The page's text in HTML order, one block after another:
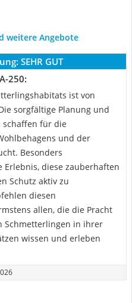
weitere Angebote
SEHR GUT
250:
ist von
sorgfältige Planung und
für die
und der
Besonders
diese zauberhaften
Schutz aktiv zu
diesen
allen, die die Pracht
Schmetterlingen in ihrer
wissen und erleben